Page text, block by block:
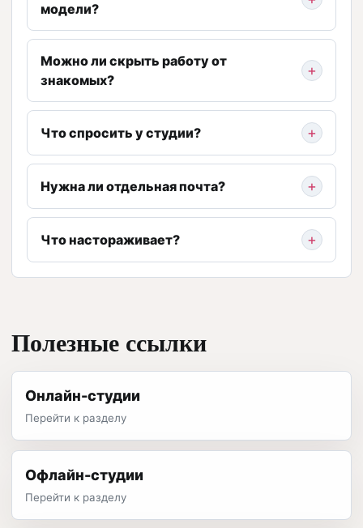
модели?
Можно ли скрыть работу от
знакомых?
Что спросить у студии?
Нужна ли отдельная почта?
Что настораживает?
Полезные ссылки
Онлайн-студии
Перейти к разделу
Офлайн-студии
Перейти к разделу